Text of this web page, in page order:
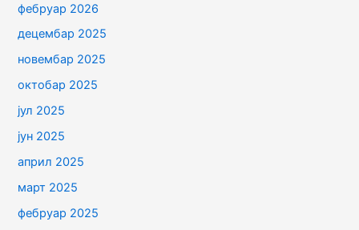
фебруар 2026
децембар 2025
новембар 2025
октобар 2025
јул 2025
јун 2025
април 2025
март 2025
фебруар 2025